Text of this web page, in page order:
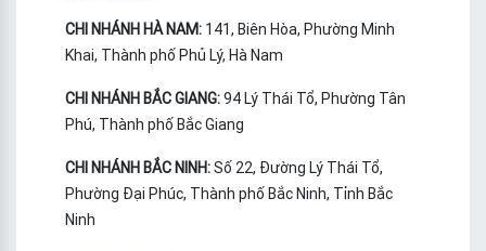
CHI NHÁNH HÀ NAM: 141, Biên Hòa, Phường Minh
Khai, Thành phố Phủ Lý, Hà Nam
CHI NHÁNH BẮC GIANG:94 Lý Thái Tổ, Phường Tân
Phú, Thành phố Bắc Giang
CHI NHÁNH BẮC NINH:Số 22, Đường Lý Thái Tổ,
Phường Đại Phúc, Thành phố Bắc Ninh, Tỉnh Bắc
Ninh